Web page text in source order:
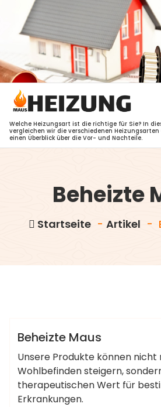
Inhalt
springen
Welche Heizungsart ist die richtige für Sie? In
vergleichen wir die verschiedenen
einen Überblick über die Vor- und Nachteile.
Beheizte
Startseite- Artikel -
Artikel
Beheizte Maus
Unsere Produkte können nicht
Wohlbefinden steigern,
therapeutischen Wert für
Erkrankungen.